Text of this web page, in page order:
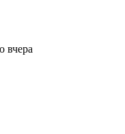
вчера